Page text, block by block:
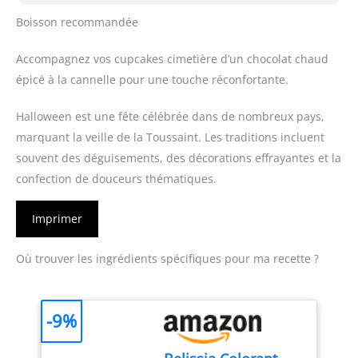
Boisson recommandée
Accompagnez vos cupcakes cimetière d’un chocolat chaud
épicé à la cannelle pour une touche réconfortante.
Halloween est une fête célébrée dans de nombreux pays,
marquant la veille de la Toussaint. Les traditions incluent
souvent des déguisements, des décorations effrayantes et la
confection de douceurs thématiques.
Imprimer
Où trouver les ingrédients spécifiques pour ma recette ?
-9%